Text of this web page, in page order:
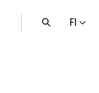
FI
Avaa